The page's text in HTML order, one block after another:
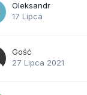
Oleksandr
17 Lipca
Gość
27 Lipca 2021